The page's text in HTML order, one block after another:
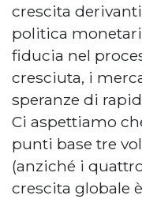
crescita
politica
fiducia nel
cresciuta, i
speranze di
Ci aspettiamo
punti base tre
(anziché i
crescita globale